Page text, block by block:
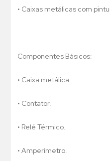
• Caixas metálicas com
Componentes Básicos:
• Caixa metálica.
• Contator.
• Relé Térmico.
• Amperímetro.